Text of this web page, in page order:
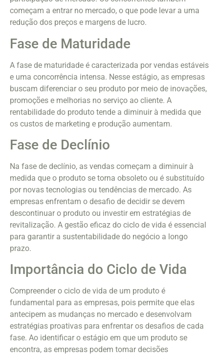
começam a entrar no mercado, o que pode levar a uma
redução dos preços e margens de lucro.
Fase de Maturidade
A fase de maturidade é caracterizada por vendas estáveis
e uma concorrência intensa. Nesse estágio, as empresas
buscam diferenciar o seu produto por meio de inovações,
promoções e melhorias no serviço ao cliente. A
rentabilidade do produto tende a diminuir à medida que
os custos de marketing e produção aumentam.
Fase de Declínio
Na fase de declínio, as vendas começam a diminuir à
medida que o produto se torna obsoleto ou é substituído
por novas tecnologias ou tendências de mercado. As
empresas enfrentam o desafio de decidir se devem
descontinuar o produto ou investir em estratégias de
revitalização. A gestão eficaz do ciclo de vida é essencial
para garantir a sustentabilidade do negócio a longo
prazo.
Importância do Ciclo de Vida
Compreender o ciclo de vida de um produto é
fundamental para as empresas, pois permite que elas
antecipem as mudanças no mercado e desenvolvam
estratégias proativas para enfrentar os desafios de cada
fase. Ao identificar o estágio em que um produto se
encontra, as empresas podem tomar decisões